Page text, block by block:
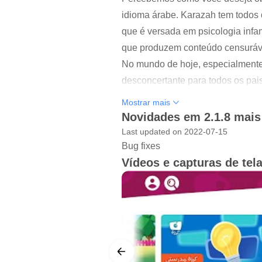
idioma árabe. Karazah tem
que é versada em psicologia
que produzem conteúdo
No mundo de hoje,
desconcertante para todos os
língua árabe.
Com o apoio de uma equipe de
Árabes Unidos e Catar),
Você pode encontrar vários
qualidade com uma perspectiva
Desde composição, gravação e
totalmente preparados por
importância de oferecer
conteúdo que queremos mostrar
Mostrar mais
Novidades em 2.1.8
Last updated on 2022-07-15
Bug fixes
Vídeos e capturas de tela